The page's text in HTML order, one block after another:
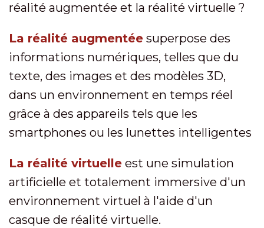
réalité augmentée et la réalité virtuelle ?
La réalité augmentée superpose des
informations numériques, telles que du
texte, des images et des modèles 3D,
dans un environnement en temps réel
grâce à des appareils tels que les
smartphones ou les lunettes intelligentes
La réalité virtuelle est une simulation
artificielle et totalement immersive d'un
environnement virtuel à l'aide d'un
casque de réalité virtuelle.